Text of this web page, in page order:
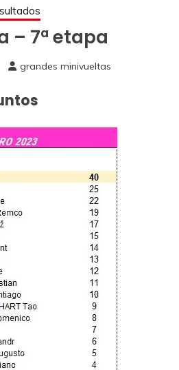
– 7ª etapa
grandes minivueltas